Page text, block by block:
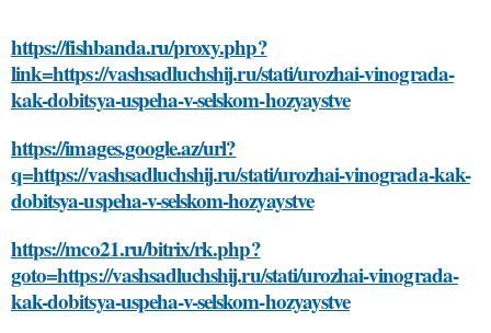
https://fishbanda.ru/proxy.php?
link=https://vashsadluchshij.ru/stati/urozhai-vinograda-
kak-dobitsya-uspeha-v-selskom-hozyaystve
https://images.google.az/url?
q=https://vashsadluchshij.ru/stati/urozhai-vinograda-kak-
dobitsya-uspeha-v-selskom-hozyaystve
https://mco21.ru/bitrix/rk.php?
goto=https://vashsadluchshij.ru/stati/urozhai-vinograda-
kak-dobitsya-uspeha-v-selskom-hozyaystve